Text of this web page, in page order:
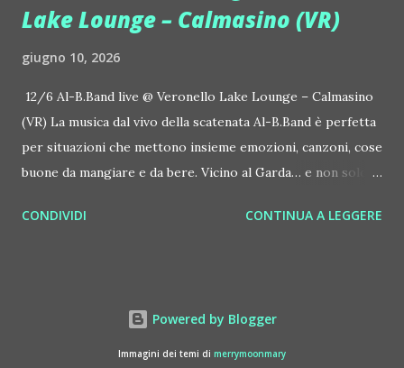
produzioni come "My Memories" (Universal) e "We Are
connessione universale: un invito a riscoprire la nostra
natura di starseed, figli delle stelle, capaci di portare luce,
creatività ed empatia nel mondo. Con "STARS" Giulia Regain
porta avanti la sua visione musicale che fonde dance
internazionale, a...
Lake Lounge – Calmasino (VR)
giugno 10, 2026
12/6 Al-B.Band live @ Veronello Lake Lounge – Calmasino
(VR) La musica dal vivo della scatenata Al-B.Band è perfetta
per situazioni che mettono insieme emozioni, canzoni, cose
buone da mangiare e da bere. Vicino al Garda… e non solo. Il
Calmasino (VR, Via Veronello 7), al fresco. Si ascolta anche la
una volta vissuto, lo si dimentica difficilmente. Per le
canzoni e per l’energia che i musicisti regalano. Guidati da
CONDIVIDI CONTINUA A LEGGERE
Powered by Blogger
Immagini dei temi di merrymoonmary